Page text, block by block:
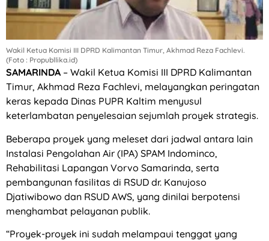
Wakil Ketua Komisi III DPRD Kalimantan Timur, Akhmad Reza Fachlevi.
(Foto : Propubllika.id)
SAMARINDA – Wakil Ketua Komisi III DPRD Kalimantan
Timur, Akhmad Reza Fachlevi, melayangkan peringatan
keras kepada Dinas PUPR Kaltim menyusul
keterlambatan penyelesaian sejumlah proyek strategis.
Beberapa proyek yang meleset dari jadwal antara lain
Instalasi Pengolahan Air (IPA) SPAM Indominco,
Rehabilitasi Lapangan Vorvo Samarinda, serta
pembangunan fasilitas di RSUD dr. Kanujoso
Djatiwibowo dan RSUD AWS, yang dinilai berpotensi
menghambat pelayanan publik.
“Proyek-proyek ini sudah melampaui tenggat yang